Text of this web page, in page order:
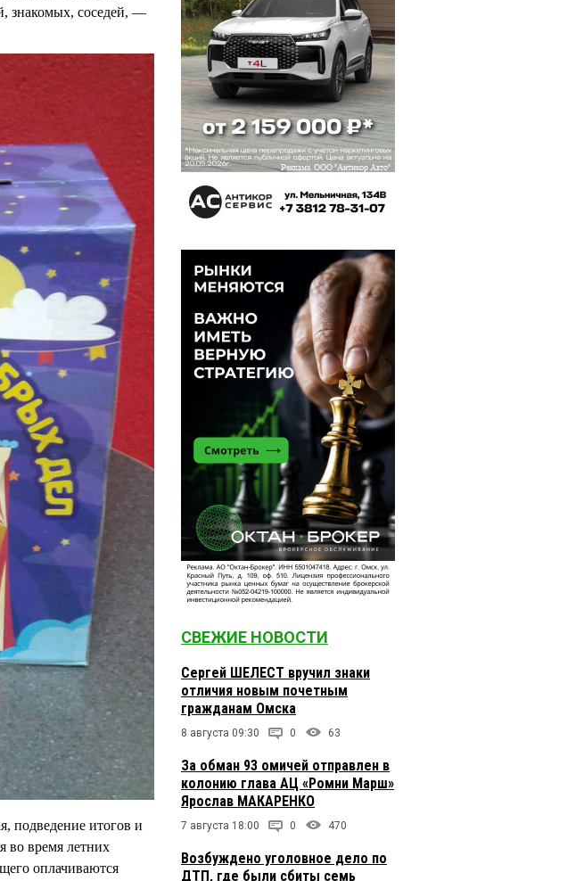
знакомых, соседей, —
подведение итогов и
во время летних
оплачиваются
СВЕЖИЕ НОВОСТИ
Сергей ШЕЛЕСТ вручил знаки
отличия новым почетным
гражданам Омска
8 августа 09:30 0 63
За обман 93 омичей отправлен в
колонию глава АЦ «Ромни Марш»
Ярослав МАКАРЕНКО
7 августа 18:00 0 470
Возбуждено уголовное дело по
ДТП, где были сбиты семь